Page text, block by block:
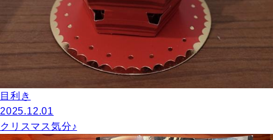
目利き
2025.12.01
クリスマス気分♪